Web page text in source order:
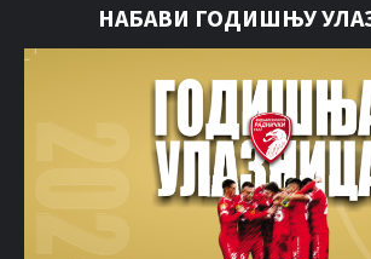
НАБАВИ ГОДИШЊУ